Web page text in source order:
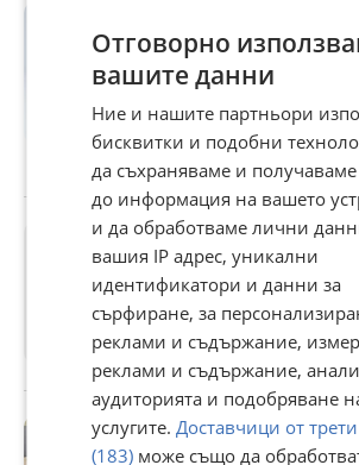
големи
врата.
144 €
281,64 лв
гр. Пловдив, Тракия,
Шкаф за обувки
см.Масив.
167,70 €
327,99 лв
Холна маса Ели 2
разтегателна с
Отговорно
вашите данни
Ние и нашите партньори
бисквитки и подобни
да съхраняваме и
до информация на вашето
и да обработваме лични
вашия IP адрес, уникални
идентификатори и данни за
сърфиране, за
реклами и съдържание,
реклами и съдържание,
аудиторията и подобряване
услугите. Доставчици от
(183) може също да